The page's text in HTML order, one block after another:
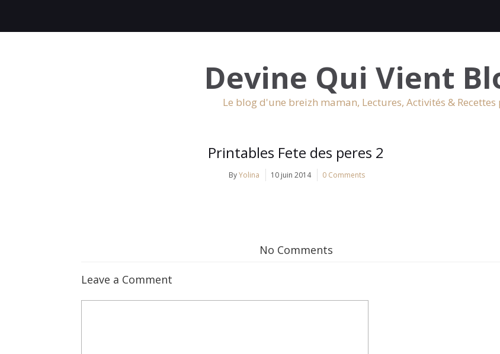
Devine Qui Vient
Le blog d'une breizh maman, Lectures, Activités &
Printables Fete des peres 2
ByYolina 10 juin 2014 0 Comments
No Comments
Leave a Comment